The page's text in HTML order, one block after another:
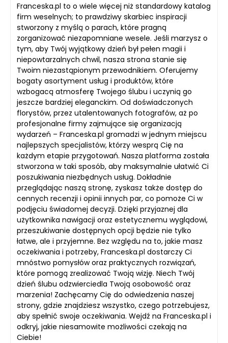
Franceska.pl to o wiele więcej niż standardowy katalog
firm weselnych; to prawdziwy skarbiec inspiracji
stworzony z myślą o parach, które pragną
zorganizować niezapomniane wesele. Jeśli marzysz o
tym, aby Twój wyjątkowy dzień był pełen magii i
niepowtarzalnych chwil, nasza strona stanie się
Twoim niezastąpionym przewodnikiem. Oferujemy
bogaty asortyment usług i produktów, które
wzbogacą atmosferę Twojego ślubu i uczynią go
jeszcze bardziej eleganckim. Od doświadczonych
florystów, przez utalentowanych fotografów, aż po
profesjonalne firmy zajmujące się organizacją
wydarzeń – Franceska.pl gromadzi w jednym miejscu
najlepszych specjalistów, którzy wesprą Cię na
każdym etapie przygotowań. Nasza platforma została
stworzona w taki sposób, aby maksymalnie ułatwić Ci
poszukiwania niezbędnych usług. Dokładnie
przeglądając naszą stronę, zyskasz także dostęp do
cennych recenzji i opinii innych par, co pomoże Ci w
podjęciu świadomej decyzji. Dzięki przyjaznej dla
użytkownika nawigacji oraz estetycznemu wyglądowi,
przeszukiwanie dostępnych opcji będzie nie tylko
łatwe, ale i przyjemne. Bez względu na to, jakie masz
oczekiwania i potrzeby, Franceska.pl dostarczy Ci
mnóstwo pomysłów oraz praktycznych rozwiązań,
które pomogą zrealizować Twoją wizję. Niech Twój
dzień ślubu odzwierciedla Twoją osobowość oraz
marzenia! Zachęcamy Cię do odwiedzenia naszej
strony, gdzie znajdziesz wszystko, czego potrzebujesz,
aby spełnić swoje oczekiwania. Wejdź na Franceska.pl i
odkryj, jakie niesamowite możliwości czekają na
Ciebie!